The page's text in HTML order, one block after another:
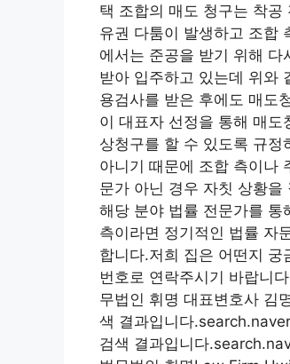
택 조합의 매도 청구는 착
유권 다툼이 발생하고 조합
에서는 준공을 받기 위해
받아 입주하고 있는데 위와
용검사를 받은 후에도 매도
이 대표자 선정을 통해 매
상청구를 할 수 있도록 규정
아니기 때문에 조합 측이나
문가 아닌 경우 자칫 상황
해당 분야 법률 전문가를
측이라면 정기적인 법률 자
합니다.저희 집은 어떤지 궁
번호로 연락주시기 바랍니
무법인 휘명 대표변호사 김
색 결과입니다
검색 결과입니다